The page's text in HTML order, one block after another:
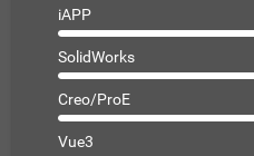
iAPP
SolidWorks
Creo/ProE
Vue3